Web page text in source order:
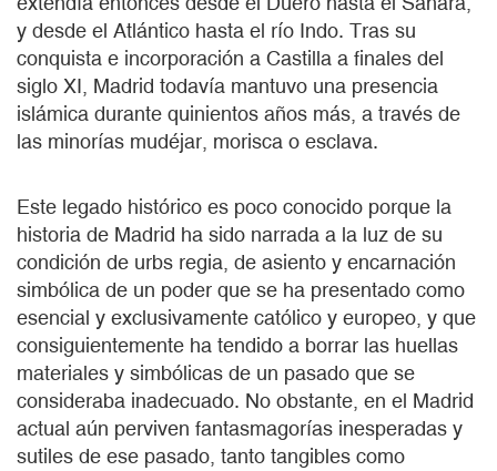
y desde el Atlántico hasta el río Indo. Tras su
conquista e incorporación a Castilla a finales del
siglo XI, Madrid todavía mantuvo una presencia
islámica durante quinientos años más, a través de
las minorías mudéjar, morisca o esclava.
Este legado histórico es poco conocido porque la
historia de Madrid ha sido narrada a la luz de su
condición de urbs regia, de asiento y encarnación
simbólica de un poder que se ha presentado como
esencial y exclusivamente católico y europeo, y que
consiguientemente ha tendido a borrar las huellas
materiales y simbólicas de un pasado que se
consideraba inadecuado. No obstante, en el Madrid
actual aún perviven fantasmagorías inesperadas y
sutiles de ese pasado, tanto tangibles como